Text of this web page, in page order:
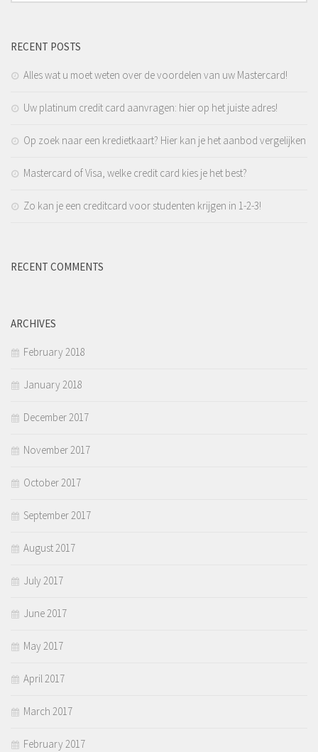
RECENT POSTS
Alles wat u moet weten over de voordelen van uw Mastercard!
Uw platinum credit card aanvragen: hier op het juiste adres!
Op zoek naar een kredietkaart? Hier kan je het aanbod vergelijken
Mastercard of Visa, welke credit card kies je het best?
Zo kan je een creditcard voor studenten krijgen in 1-2-3!
RECENT COMMENTS
ARCHIVES
February 2018
January 2018
December 2017
November 2017
October 2017
September 2017
August 2017
July 2017
June 2017
May 2017
April 2017
March 2017
February 2017